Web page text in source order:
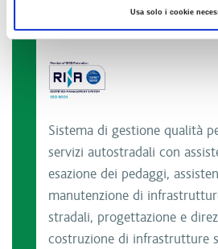
Usa solo i cookie
Sistema di gestione qualità
servizi autostradali con
esazione dei pedaggi,
manutenzione di
stradali, progettazione e
costruzione di infrastrutture